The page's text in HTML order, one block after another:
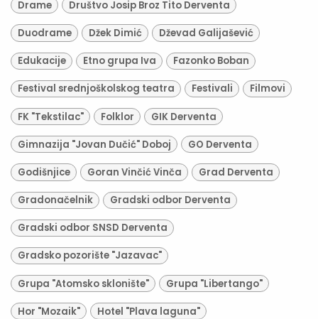
Drame Društvo Josip Broz Tito Derventa
Duodrame Džek Dimić Dževad Galijašević
Edukacije Etno grupa Iva Fazonko Boban
Festival srednjoškolskog teatra Festivali Filmovi
FK "Tekstilac" Folklor GIK Derventa
Gimnazija "Jovan Dučić" Doboj GO Derventa
Godišnjice Goran Vinčić Vinča Grad Derventa
Gradonačelnik Gradski odbor Derventa
Gradski odbor SNSD Derventa
Gradsko pozorište "Jazavac"
Grupa "Atomsko sklonište" Grupa "Libertango"
Hor "Mozaik" Hotel "Plava laguna"